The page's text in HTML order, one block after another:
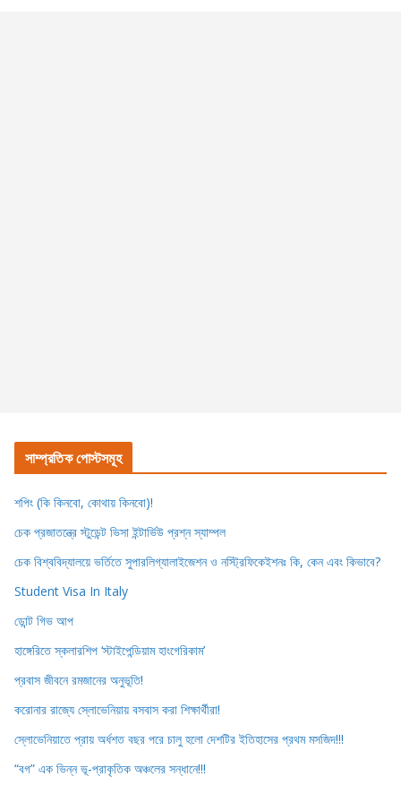
সাম্প্রতিক পোস্টসমূহ
শপিং (কি কিনবো, কোথায় কিনবো)!
চেক প্রজাতন্ত্রে স্টুডেন্ট ভিসা ইন্টার্ভিউ প্রশ্ন স্যাম্পল
চেক বিশ্ববিদ্যালয়ে ভর্তিতে সুপারলিগ্যালাইজেশন ও নস্ট্রিফিকেইশনঃ কি, কেন এবং কিভাবে?
Student Visa In Italy
ডোন্ট গিভ আপ
হাঙ্গেরিতে স্কলারশিপ ‘স্টাইপেন্ডিয়াম হাংগেরিকাম’
প্রবাস জীবনে রমজানের অনুভূতি!
করোনার রাজ্যে স্লোভেনিয়ায় বসবাস করা শিক্ষার্থীরা!
স্লোভেনিয়াতে প্রায় অর্ধশত বছর পরে চালু হলো দেশটির ইতিহাসের প্রথম মসজিদ!!!
“বগ” এক ভিন্ন ভূ-প্রাকৃতিক অঞ্চলের সন্ধানে!!!